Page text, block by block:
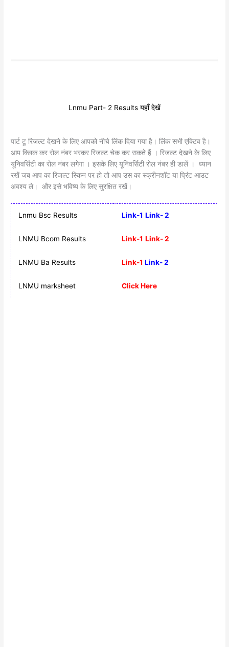
Lnmu Part- 2 Results यहाँ देखें
पार्ट टू रिजल्ट देखने के लिए आपको नीचे लिंक दिया गया है। लिंक सभी एक्टिव है।
आप क्लिक कर रोल नंबर भरकर रिजल्ट चेक कर सकते हैं । रिजल्ट देखने के लिए
यूनिवर्सिटी का रोल नंबर लगेगा । इसके लिए यूनिवर्सिटी रोल नंबर ही डालें । ध्यान
रखें जब आप का रिजल्ट स्किन पर हो तो आप उस का स्क्रीनशॉट या प्रिंट आउट
अवश्य ले। और इसे भविष्य के लिए सुरक्षित रखें।
Lnmu Bsc Results Link-1 Link- 2
LNMU Bcom Results Link-1 Link- 2
LNMU Ba Results Link-1 Link- 2
LNMU marksheet Click Here